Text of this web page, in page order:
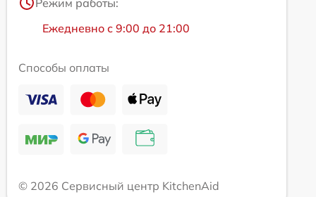
Режим работы:
Ежедневно с 9:00 до 21:00
Способы оплаты
© 2026 Сервисный центр KitchenAid